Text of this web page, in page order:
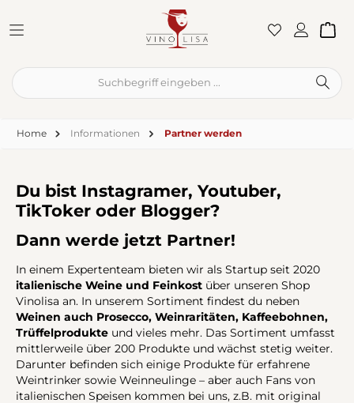
Home Informationen Partner werden
Du bist Instagramer, Youtuber,
TikToker oder Blogger?
Dann werde jetzt Partner!
In einem Expertenteam bieten wir als Startup seit 2020
italienische Weine und Feinkost über unseren Shop
Vinolisa an. In unserem Sortiment findest du neben
Weinen auch Prosecco, Weinraritäten, Kaffeebohnen,
Trüffelprodukte und vieles mehr. Das Sortiment umfasst
mittlerweile über 200 Produkte und wächst stetig weiter.
Darunter befinden sich einige Produkte für erfahrene
Weintrinker sowie Weinneulinge – aber auch Fans von
italienischen Speisen kommen bei uns, z.B. mit original